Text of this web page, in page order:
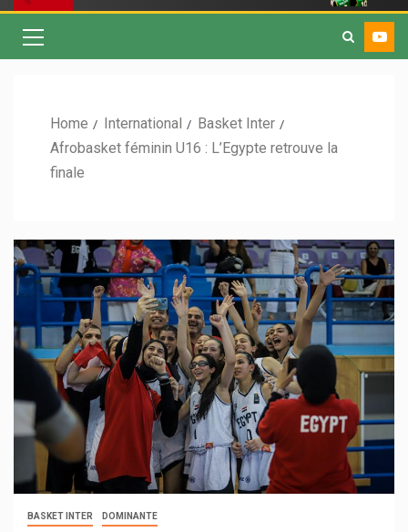
Home International
Basket Inter
Afrobasket féminin U16 : L’Egypte retrouve la
finale
BASKET INTER DOMINANTE